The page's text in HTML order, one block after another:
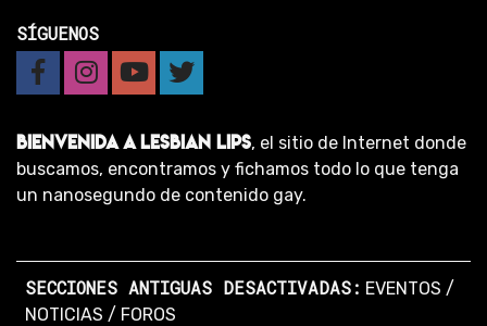
SÍGUENOS
BIENVENIDA A LESBIAN LIPS, el sitio de Internet donde
buscamos, encontramos y fichamos todo lo que tenga
un nanosegundo de contenido gay.
SECCIONES ANTIGUAS DESACTIVADAS: EVENTOS /
NOTICIAS / FOROS